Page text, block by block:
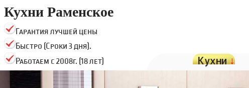
Кухни Раменское
Гарантия лучшей цены
Быстро (Сроки 3 дня).
Работаем с 2008г. (18 лет)
Кухни↓